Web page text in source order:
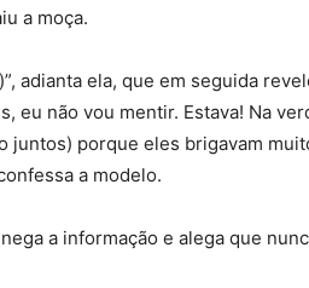
a moça.
adianta ela, que em seguida
eu não vou mentir. Estava! Na
juntos) porque eles brigavam
a modelo.
a informação e alega que